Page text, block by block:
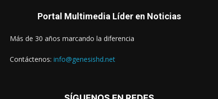
Portal Multimedia Líder en Noticias
Más de 30 años marcando la diferencia
Contáctenos: info@genesishd.net